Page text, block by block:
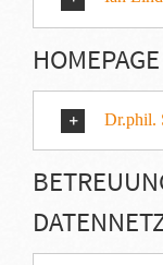
Dr.phil.